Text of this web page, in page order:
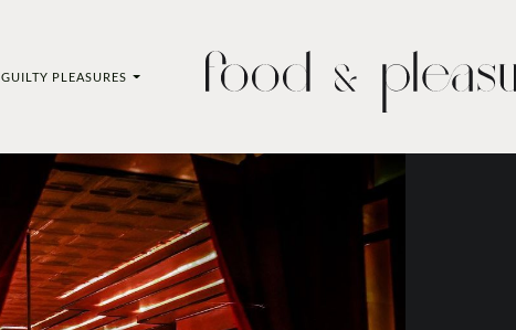
GUILTY PLEASURES